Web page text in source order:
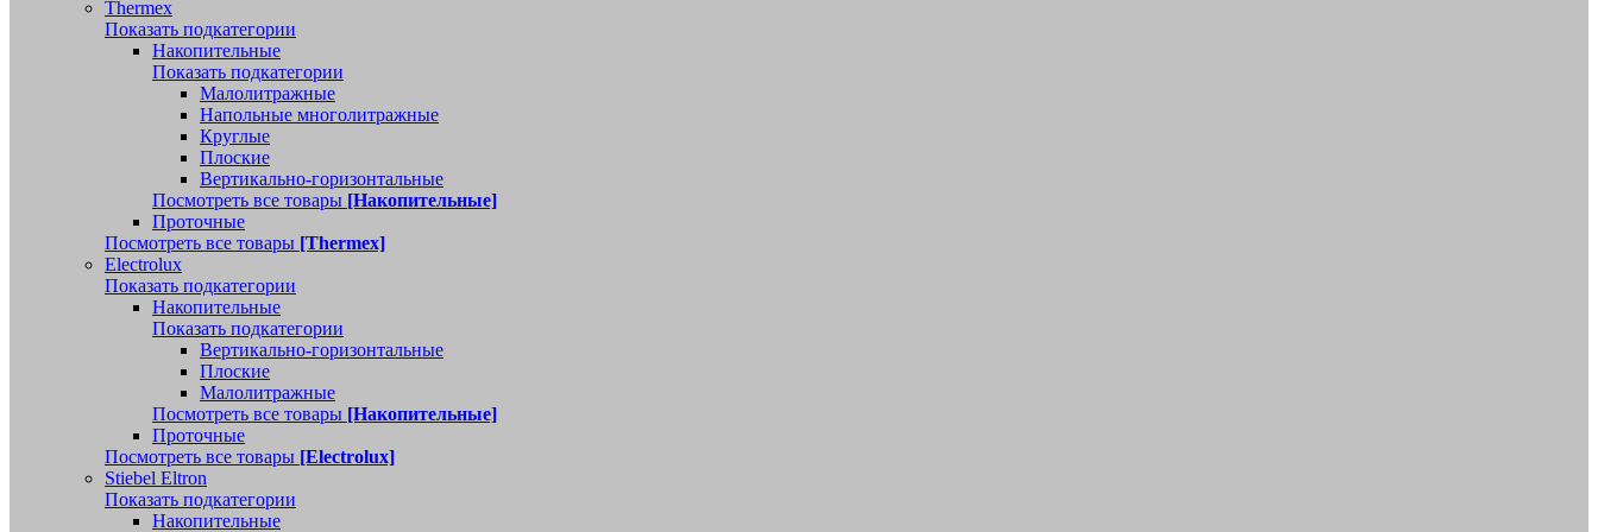
Thermex
Показать подкатегории
Накопительные
Показать подкатегории
Малолитражные
Напольные многолитражные
Круглые
Плоские
Вертикально-горизонтальные
Посмотреть все товары [Накопительные]
Проточные
Посмотреть все товары [Thermex]
Electrolux
Показать подкатегории
Накопительные
Показать подкатегории
Вертикально-горизонтальные
Плоские
Малолитражные
Посмотреть все товары [Накопительные]
Проточные
Посмотреть все товары [Electrolux]
Stiebel Eltron
Показать подкатегории
Накопительные